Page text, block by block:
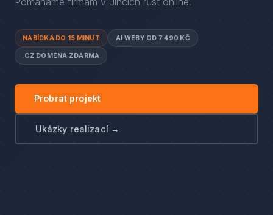
NABÍDKA DO 15 MINUT AI WEBY OD 7 490 KČ
.CZ DOMÉNA ZDARMA
Probrat projekt
Ukázky realizací →